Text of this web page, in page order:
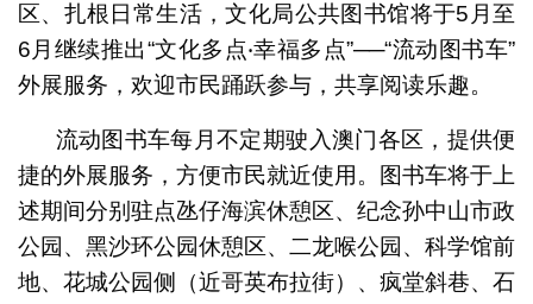
区、扎根日常生活，文化局公共图书馆将于5月至
6月继续推出“文化多点‧幸福多点”──“流动图书车”
外展服务，欢迎市民踊跃参与，共享阅读乐趣。
流动图书车每月不定期驶入澳门各区，提供便
捷的外展服务，方便市民就近使用。图书车将于上
述期间分别驻点氹仔海滨休憩区、纪念孙中山市政
公园、黑沙环公园休憩区、二龙喉公园、科学馆前
地、花城公园侧（近哥英布拉街）、疯堂斜巷、石